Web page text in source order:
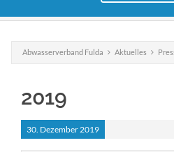
Abwasserverband Fulda Aktuelles
2019
30. Dezember2019
Lorem ipsum dolor sit amet,
elit. Aenean commodo